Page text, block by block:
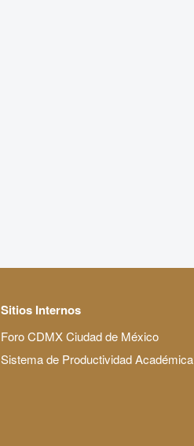
Sitios Internos
Foro CDMX Ciudad de México
Sistema de Productividad Académica